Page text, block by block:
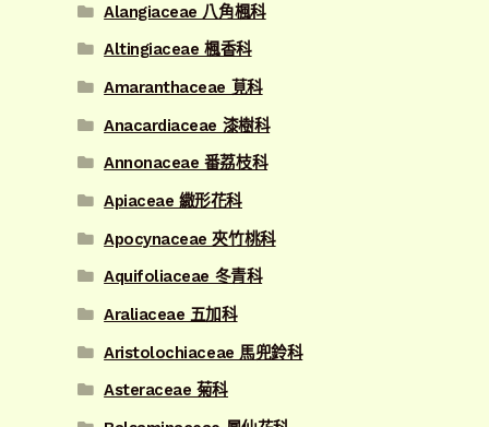
Alangiaceae 八角楓科
Altingiaceae 楓香科
Amaranthaceae 莧科
Anacardiaceae 漆樹科
Annonaceae 番荔枝科
Apiaceae 繖形花科
Apocynaceae 夾竹桃科
Aquifoliaceae 冬青科
Araliaceae 五加科
Aristolochiaceae 馬兜鈴科
Asteraceae 菊科